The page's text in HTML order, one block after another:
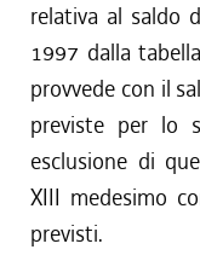
relativa al saldo
1997 dalla
provvede con il
previste per lo
esclusione di
XIII medesimo
previsti.